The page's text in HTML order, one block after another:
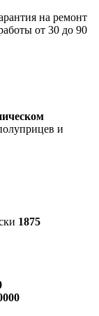
на ремонт
от 30 до 90
и
1875